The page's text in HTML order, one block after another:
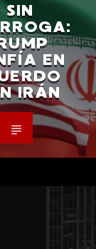
SIN
EN
IRÁN